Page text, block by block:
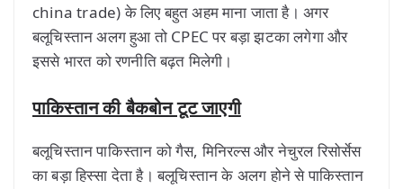
china trade) के लिए बहुत अहम माना जाता है। अगर
बलूचिस्तान अलग हुआ तो CPEC पर बड़ा झटका लगेगा और
इससे भारत को रणनीति बढ़त मिलेगी।
पाकिस्तान की बैकबोन टूट जाएगी
बलूचिस्तान पाकिस्तान को गैस, मिनिरल्स और नेचुरल रिसोर्सेस
का बड़ा हिस्सा देता है। बलूचिस्तान के अलग होने से पाकिस्तान